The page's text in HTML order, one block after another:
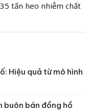
tấn heo nhiễm chất
Hiệu quả từ mô hình
buôn bán đồng hồ